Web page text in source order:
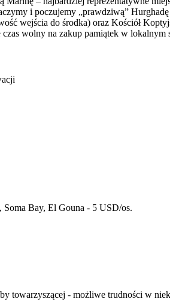
i poczujemy „prawdziwą”
wejścia do środka) oraz Kościół
wolny na zakup pamiątek w lokalnym
Soma Bay, El Gouna - 5 USD/os.
towarzyszącej - możliwe trudności w